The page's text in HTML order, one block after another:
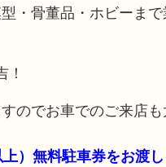
・骨董品・ホビーま
のでお車でのご来店も
）無料駐車券をお渡し